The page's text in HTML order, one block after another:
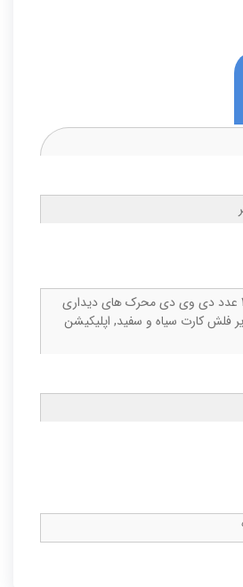
شامل 2 عدد کتاب, 4 عدد دی وی دی محرک های دیداری
100 تصویر فلش کارت سیاه و سفید, اپلیکیشن